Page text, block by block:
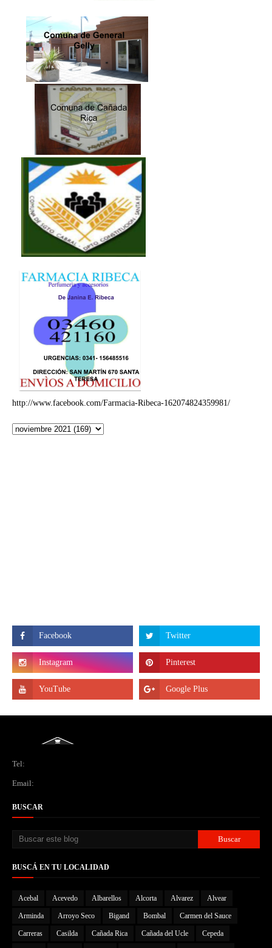
http://www.facebook.com/Farmacia-Ribeca-162074824359981/
Tel:
Email:
BUSCAR
BUSCÁ EN TU LOCALIDAD
Acebal Acevedo Albarellos Alcorta Alvarez Alvear
Arminda Arroyo Seco Bigand Bombal Carmen del Sauce
Carreras Casilda Cañada Rica Cañada del Ucle Cepeda